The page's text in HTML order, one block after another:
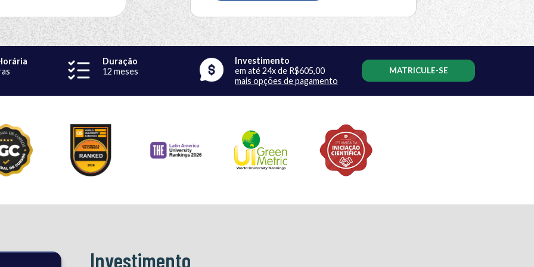
Duração
12 meses
Investimento
em até 24x de R$605,00
mais opções de pagamento
MATRICULE-SE
Investimento